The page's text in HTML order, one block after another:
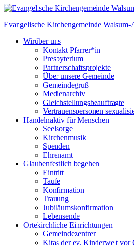
Skip
content
Evangelische Kirchengemeinde Walsum-
Wirüber uns
Kontakt Pfarrer*in
Presbyterium
Partnerschaftsprojekte
Über unsere Gemeinde
Gemeindegruß
Medienarchiv
Gleichstellungs­beauftragte
Vertrauenspersonen
Handelnaktiv für Menschen
Seelsorge
Kirchenmusik
Spenden
Ehrenamt
Glaubenfestlich begehen
Eintritt
Taufe
Konfirmation
Trauung
Jubiläumskonfirmation
Lebensende
Ortekirchliche Einrichtungen
Gemeindezentren
Kitas der ev. Kinderwelt vor